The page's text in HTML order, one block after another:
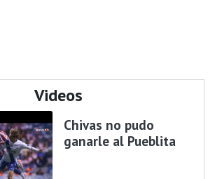
Videos
Chivas no pudo
ganarle al Pueblita